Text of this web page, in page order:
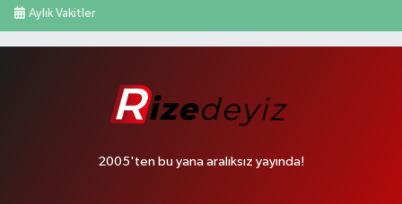
Aylık Vakitler
2005'ten bu yana aralıksız yayında!